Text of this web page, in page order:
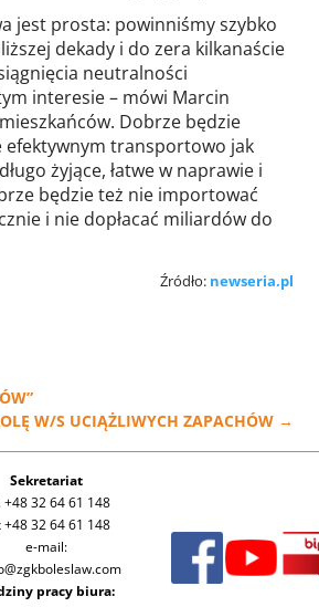
jest prosta: powinniśmy szybko
dekady i do zera kilkanaście
neutralności
interesie – mówi Marcin
Dobrze będzie
efektywnym transportowo jak
żyjące, łatwe w naprawie i
będzie też nie importować
i nie dopłacać miliardów do
Źródło: newseria.pl
W/S UCIĄŻLIWYCH ZAPACHÓW→
Sekretariat
+48 32 64 61 148
+48 32 64 61 148
e-mail:
pracy biura: